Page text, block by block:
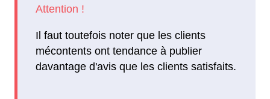
Il faut toutefois noter que les clients
mécontents ont tendance à publier
davantage d'avis que les clients satisfaits.